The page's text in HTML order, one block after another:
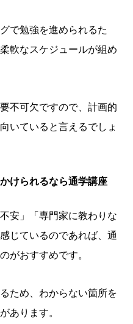
で勉強を進められるた
軟なスケジュールが組め
不可欠ですので、計画的
いていると言えるでしょ
けられるなら通学講座
安」「専門家に教わりな
じているのであれば、通
がおすすめです。
ため、わからない箇所を
あります。